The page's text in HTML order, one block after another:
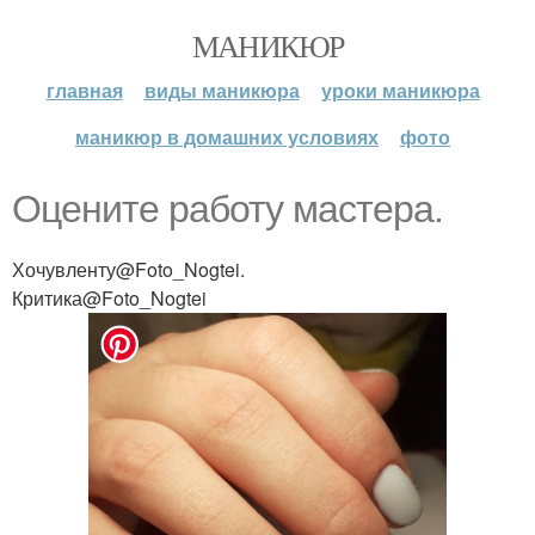
МАНИКЮР
главная виды маникюра
уроки маникюра
маникюр в домашних условиях
фото
Оцените работу мастера.
Хочувленту@Foto_Nogtei.
Критика@Foto_Nogtei